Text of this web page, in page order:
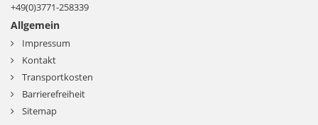
+49(0)3771-258339
Allgemein
Impressum
Kontakt
Transportkosten
Barrierefreiheit
Sitemap